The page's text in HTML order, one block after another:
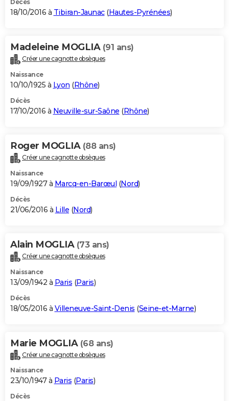
Décès
18/10/2016 à Tibiran-Jaunac(Hautes-Pyrénées)
Madeleine MOGLIA (91 ans)
Créer une cagnotte obsèques
Naissance
10/10/1925 à Lyon (Rhône)
Décès
17/10/2016 à Neuville-sur-Saône (Rhône)
Roger MOGLIA (88 ans)
Créer une cagnotte obsèques
Naissance
19/09/1927 à Marcq-en-Barœul (Nord)
Décès
21/06/2016 à Lille (Nord)
Alain MOGLIA (73 ans)
Créer une cagnotte obsèques
Naissance
13/09/1942 à Paris (Paris)
Décès
18/05/2016 à Villeneuve-Saint-Denis (Seine-et-Marne)
Marie MOGLIA (68 ans)
Créer une cagnotte obsèques
Naissance
23/10/1947 à Paris (Paris)
Décès